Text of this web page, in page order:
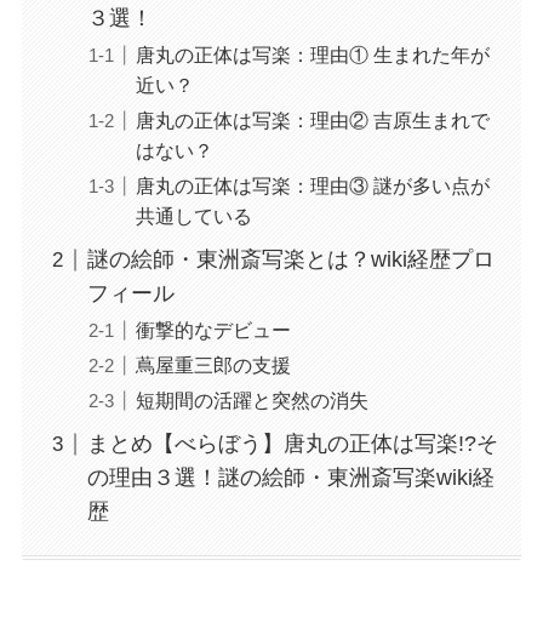
３選！
唐丸の正体は写楽：理由① 生まれた年が
近い？
唐丸の正体は写楽：理由② 吉原生まれで
はない？
唐丸の正体は写楽：理由③ 謎が多い点が
共通している
謎の絵師・東洲斎写楽とは？wiki経歴プロ
フィール
衝撃的なデビュー
蔦屋重三郎の支援
短期間の活躍と突然の消失
まとめ【べらぼう】唐丸の正体は写楽!?そ
の理由３選！謎の絵師・東洲斎写楽wiki経
歴